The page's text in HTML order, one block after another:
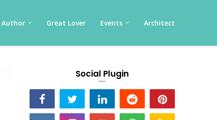
Author Great Lover Events Architect
Social Plugin